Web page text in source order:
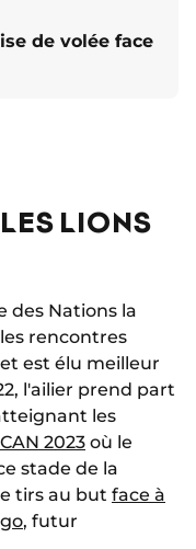
de volée face
LIONS
des Nations la
rencontres
et est élu meilleur
l'ailier prend part
les
2023 où le
stade de la
tirs au but face à
, futur